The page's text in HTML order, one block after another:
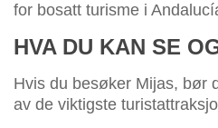
for bosatt turisme i
HVA DU KAN SE
Hvis du besøker Mijas, bør
av de viktigste